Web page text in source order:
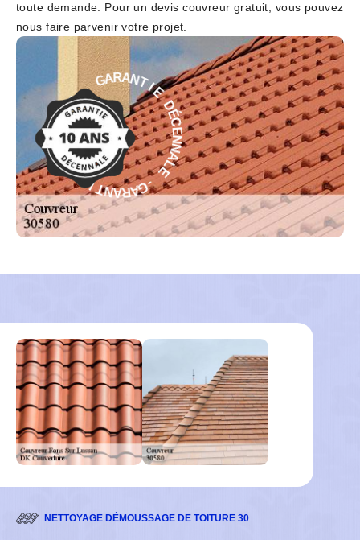
toute demande. Pour un devis couvreur gratuit, vous pouvez
nous faire parvenir votre projet.
G
A
R
A
N
T
I
E
D
É
C
E
N
N
A
L
E
-
G
ARANTIEDÉ
C
E
N
N
A
L
E
-
NETTOYAGE DÉMOUSSAGE DE TOITURE 30